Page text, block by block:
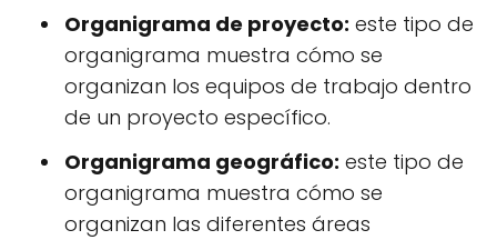
Organigrama de proyecto: este tipo de
organigrama muestra cómo se
organizan los equipos de trabajo dentro
de un proyecto específico.
Organigrama geográfico: este tipo de
organigrama muestra cómo se
organizan las diferentes áreas